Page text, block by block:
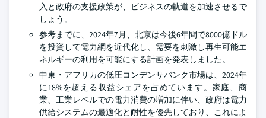
入と政府の支援政策が、ビジネスの軌道を加速させるで
しょう。
参考までに、2024年7月、北京は今後6年間で8000億ドル
を投資して電力網を近代化し、需要を刺激し再生可能エ
ネルギーの利用を可能にする計画を発表しました。
中東・アフリカの低圧コンデンサバンク市場は、2024年
に18%を超える収益シェアを占めています。家庭、商
業、工業レベルでの電力消費の増加に伴い、政府は電力
供給システムの最適化と耐性を優先しており、これによ